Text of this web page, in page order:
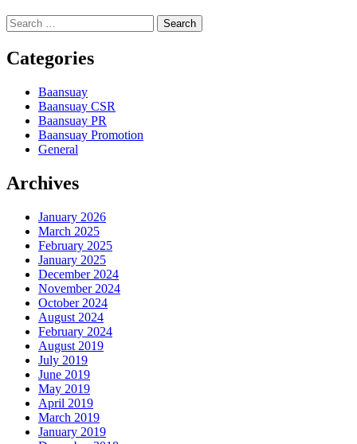
Search
for:
Categories
Baansuay
Baansuay CSR
Baansuay PR
Baansuay Promotion
General
Archives
January 2026
March 2025
February 2025
January 2025
December 2024
November 2024
October 2024
August 2024
February 2024
August 2019
July 2019
June 2019
May 2019
April 2019
March 2019
January 2019